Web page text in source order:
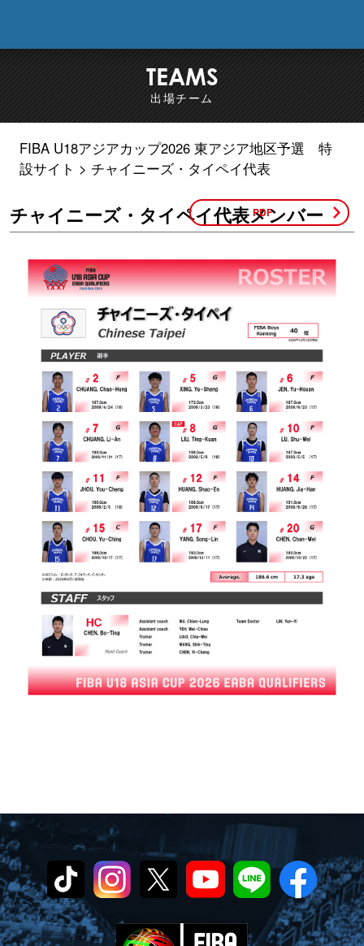
TEAMS
出場チーム
FIBA U18アジアカップ2026 東アジア地区予選 特
設サイト
チャイニーズ・タイペイ代表
チャイニーズ・タイペイ代表メンバー
PDF